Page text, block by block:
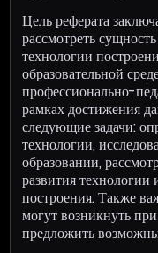
Цель реферата
рассмотреть
технологии
образовательной
профессионально-
рамках достижения
следующие задачи:
технологии,
образовании,
развития технологии
построения. Также
могут возникнуть
предложить